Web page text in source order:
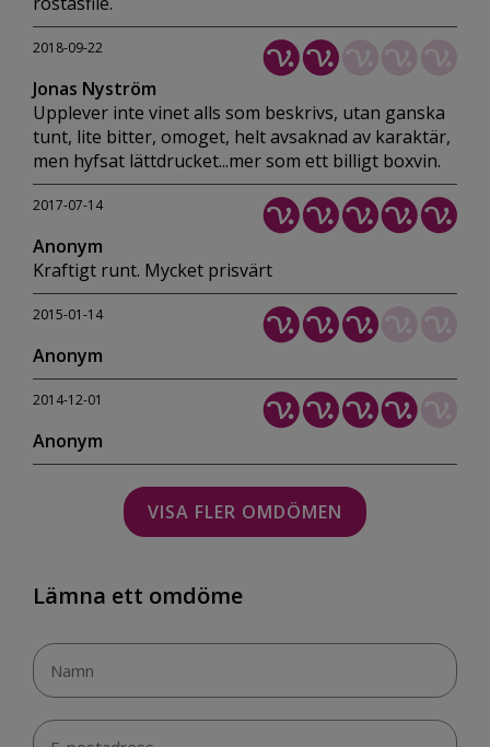
2018-09-22
Jonas Nyström
Upplever inte vinet alls som beskrivs, utan ganska
tunt, lite bitter, omoget, helt avsaknad av karaktär,
men hyfsat lättdrucket...mer som ett billigt boxvin.
2017-07-14
Anonym
Kraftigt runt. Mycket prisvärt
2015-01-14
Anonym
2014-12-01
Anonym
VISA FLER OMDÖMEN
Lämna ett omdöme